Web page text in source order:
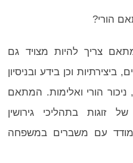
הורי?
צריך להיות מצויד גם
ביצירתיות וכן בידע ובניסיון
הורי ואלימות. המתאם
זוגות בתהליכי גירושין
עם משברים במשפחה